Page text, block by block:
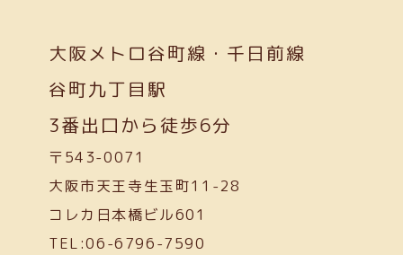
大阪メトロ谷町線・千日前線
谷町九丁目駅
3番出口から徒歩6分
〒543-0071
大阪市天王寺生玉町11-28
コレカ日本橋ビル601
TEL:06-6796-7590